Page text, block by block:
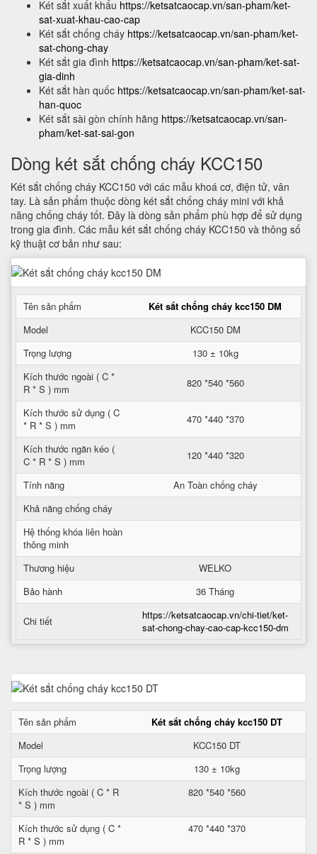
Két sắt xuất khẩu https://ketsatcaocap.vn/san-pham/ket-
sat-xuat-khau-cao-cap
Két sắt chống cháy https://ketsatcaocap.vn/san-pham/ket-
sat-chong-chay
Két sắt gia đình https://ketsatcaocap.vn/san-pham/ket-sat-
gia-dinh
Két sắt hàn quốc https://ketsatcaocap.vn/san-pham/ket-sat-
han-quoc
Két sắt sài gòn chính hãng https://ketsatcaocap.vn/san-
pham/ket-sat-sai-gon
Dòng két sắt chống cháy KCC150
Két sắt chống cháy KCC150 với các mẫu khoá cơ, điện tử, vân
tay. Là sản phẩm thuộc dòng két sắt chống cháy mini với khả
năng chống cháy tốt. Đây là dòng sản phẩm phù hợp để sử dụng
trong gia đình. Các mẫu két sắt chống cháy KCC150 và thông số
kỹ thuật cơ bản như sau:
Tên sản phẩm
Két sắt chống cháy kcc150 DM
Model
KCC150 DM
Trọng lượng
130 ± 10kg
Kích thước ngoài ( C *
R * S ) mm
820 *540 *560
Kích thước sử dụng ( C
* R * S ) mm
470 *440 *370
Kích thước ngăn kéo (
C * R * S ) mm
120 *440 *320
Tính năng
An Toàn chống cháy
Khả năng chống cháy
Hệ thống khóa liên hoàn
thông minh
Thương hiệu
WELKO
Bảo hành
36 Tháng
Chi tiết
https://ketsatcaocap.vn/chi-tiet/ket-
sat-chong-chay-cao-cap-kcc150-dm
Tên sản phẩm
Két sắt chống cháy kcc150 DT
Model
KCC150 DT
Trọng lượng
130 ± 10kg
Kích thước ngoài ( C * R
* S ) mm
820 *540 *560
Kích thước sử dụng ( C *
R * S ) mm
470 *440 *370